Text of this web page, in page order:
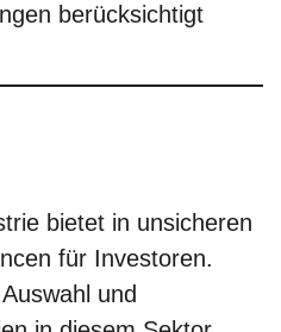
berücksichtigt
bietet in unsicheren
für Investoren.
und